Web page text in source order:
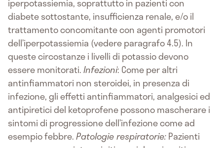
iperpotassiemia, soprattutto in pazienti con
diabete sottostante, insufficienza renale, e/o il
trattamento concomitante con agenti promotori
dell’iperpotassiemia (vedere paragrafo 4.5). In
queste circostanze i livelli di potassio devono
essere monitorati.Infezioni: Come per altri
antinfiammatori non steroidei, in presenza di
infezione, gli effetti antinfiammatori, analgesici ed
antipiretici del ketoprofene possono mascherare i
sintomi di progressione dell’infezione come ad
esempio febbre.Patologie respiratorie:Pazienti